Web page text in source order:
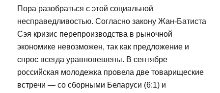
Пора разобраться с этой социальной
несправедливостью. Согласно закону Жан-Батиста
Сэя кризис перепроизводства в рыночной
экономике невозможен, так как предложение и
спрос всегда уравновешены. В сентябре
российская молодежка провела две товарищеские
встречи — со сборными Беларуси (6:1) и